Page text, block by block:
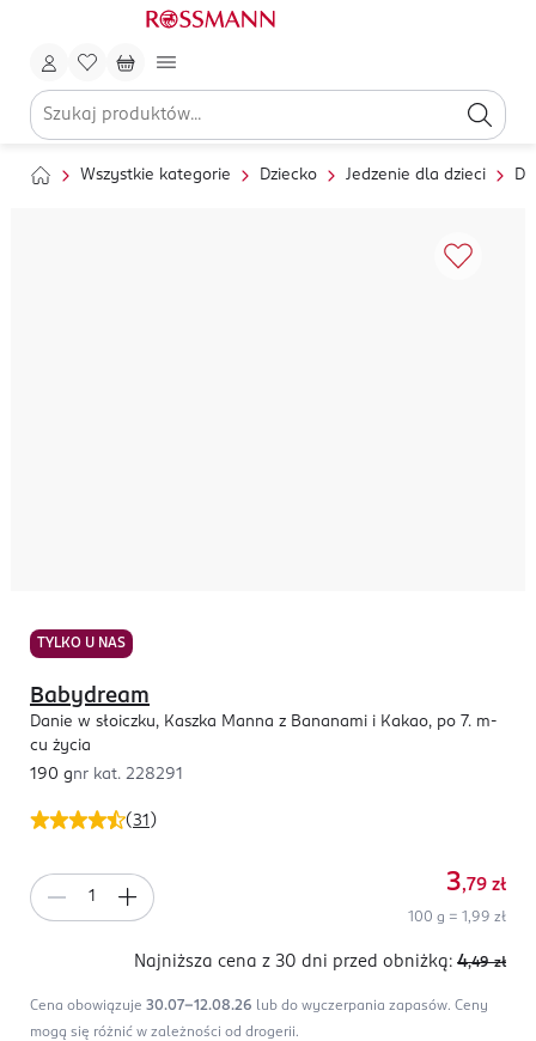
Wszystkie kategorie Dziecko Jedzenie dla dzieci
TYLKO U NAS
(31 )
Babydream
Danie w słoiczku, Kaszka Manna z Bananami i Kakao, po 7. m-
cu życia
190 gnr kat. 228291
3,79 zł
100 g = 1,99 zł
Najniższa cena z 30 dni przed obniżką: 4,49 zł
Cena obowiązuje 30.07-12.08.26 lub do wyczerpania zapasów. Ceny
mogą się różnić w zależności od drogerii.